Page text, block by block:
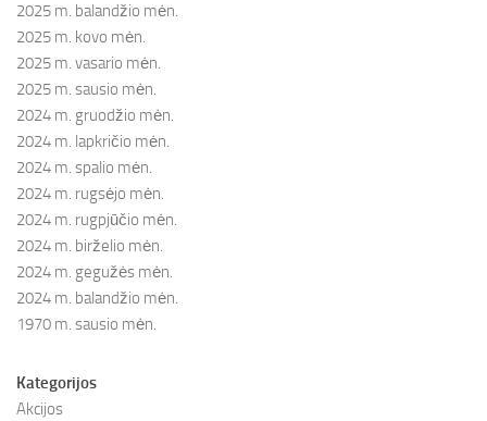
2025 m. balandžio mėn.
2025 m. kovo mėn.
2025 m. vasario mėn.
2025 m. sausio mėn.
2024 m. gruodžio mėn.
2024 m. lapkričio mėn.
2024 m. spalio mėn.
2024 m. rugsėjo mėn.
2024 m. rugpjūčio mėn.
2024 m. birželio mėn.
2024 m. gegužės mėn.
2024 m. balandžio mėn.
1970 m. sausio mėn.
Kategorijos
Akcijos